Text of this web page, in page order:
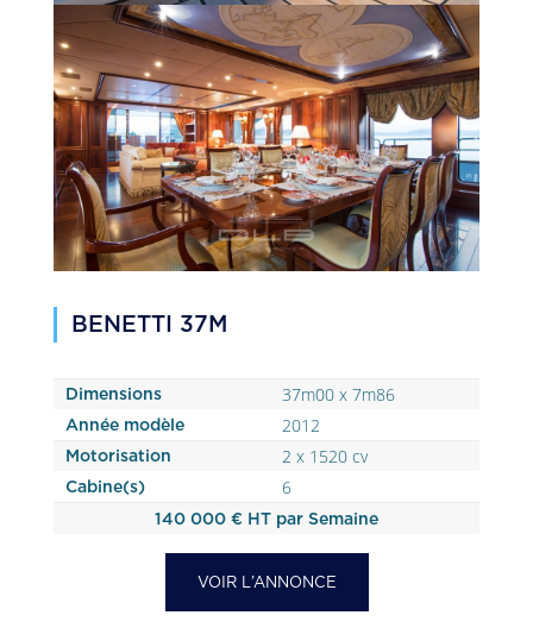
BENETTI 37M
Dimensions 37m00 x 7m86
Année modèle 2012
Motorisation 2 x 1520 cv
Cabine(s) 6
140 000 € HT par Semaine
VOIR L’ANNONCE